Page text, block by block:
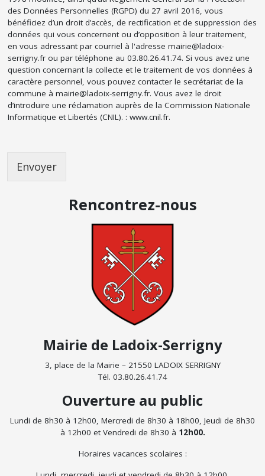
des Données Personnelles (RGPD) du 27 avril 2016, vous
bénéficiez d’un droit d’accès, de rectification et de suppression des
données qui vous concernent ou d’opposition à leur traitement,
en vous adressant par courriel à l'adresse mairie@ladoix-
serrigny.fr ou par téléphone au 03.80.26.41.74. Si vous avez une
question concernant la collecte et le traitement de vos données à
caractère personnel, vous pouvez contacter le secrétariat de la
commune à mairie@ladoix-serrigny.fr. Vous avez le droit
d’introduire une réclamation auprès de la Commission Nationale
Informatique et Libertés (CNIL). : www.cnil.fr.
Envoyer
Rencontrez-nous
Mairie de Ladoix-Serrigny
3, place de la Mairie – 21550 LADOIX SERRIGNY
Tél. 03.80.26.41.74
Ouverture au public
Lundi de 8h30 à 12h00, Mercredi de 8h30 à 18h00, Jeudi de 8h30
à 12h00 et Vendredi de 8h30 à 12h00.
Horaires vacances scolaires :